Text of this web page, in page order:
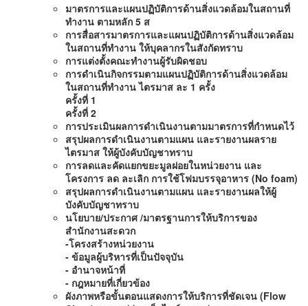
มาตรการและแผนปฏิบัติการด้านสิ่งแวดล้อมในสถานที่
ทำงาน ตามหลัก 5 ส
การสื่อสารมาตรการและแผนปฏิบัติการด้านสิ่งแวดล้อม
ในสถานที่ทำงาน ให้บุคลากรในสังกัดทราบ
การแต่งตั้งคณะทำงานผู้รับผิดชอบ
การดำเนินกิจกรรมตามแผนปฏิบัติการด้านสิ่งแวดล้อม
ในสถานที่ทำงาน ไตรมาส ละ 1 ครั้ง
ครั้งที่ 1
ครั้งที่ 2
การประเมินผลการดำเนินงานตามมาตรการที่กำหนดไว้
สรุปผลการดำเนินงานตามแผน และรายงานผลราย
ไตรมาส ให้ผู้บังคับบัญชาทราบ
การลดและคัดแยกขยะมูลฝอยในหน่วยงาน และ
โครงการ ลด ละเลิก การใช้โฟมบรรจุอาหาร (No foam)
สรุปผลการดำเนินงานตามแผน และรายงานผลให้ผู้
บังคับบัญชาทราบ
นโยบาย/ประกาศ /มาตรฐานการให้บริการของ
สำนักงานสะดวก
-โครงสร้างหน่วยงาน
- ข้อมูลผู้บริหารที่เป็นปัจจุบัน
- อำนาจหน้าที่
- กฎหมายที่เกี่ยวข้อง
ผังภาพหรือขั้นตอนแสดงการให้บริการที่ชัดเจน (Flow